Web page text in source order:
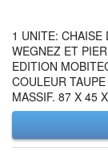
1 UNITE: CHAISE
WEGNEZ ET
EDITION
COULEUR
MASSIF. 87 X 45